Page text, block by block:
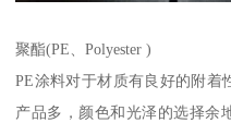
聚酯(PE、Polyester )
PE涂料对于材质有良好的附着
产品多，颜色和光泽的选择余